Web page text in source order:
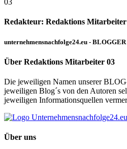
Redakteur: Redaktions
unternehmensnachfolge24.eu - BLOGGER
Über Redaktions Mitarbeiter 03
Die jeweiligen Namen unserer
jeweiligen Blog´s von den Autoren
jeweiligen Informationsquellen
Über uns